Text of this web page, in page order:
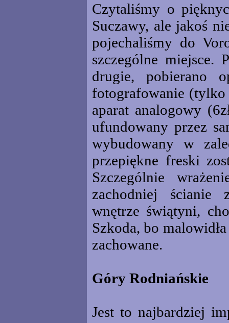
Czytaliśmy o
Suczawy, ale jakoś
pojechaliśmy do
szczególne miejsce.
drugie, pobierano
fotografowanie (tylko
aparat analogowy
ufundowany przez
wybudowany w
przepiękne freski
Szczególnie
zachodniej ścianie
wnętrze świątyni,
Szkoda, bo
zachowane.
Góry Rodniańskie
Jest to najbardziej